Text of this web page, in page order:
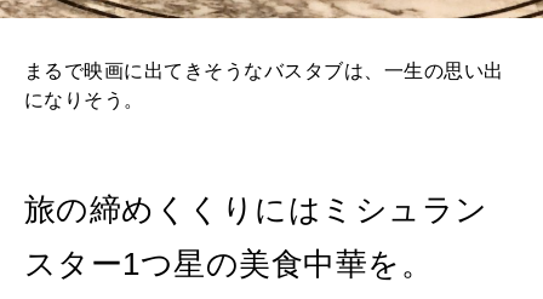
まるで映画に出てきそうなバスタブは、一生の思い出
になりそう。
旅の締めくくりにはミシュラン
スター1つ星の美食中華を。